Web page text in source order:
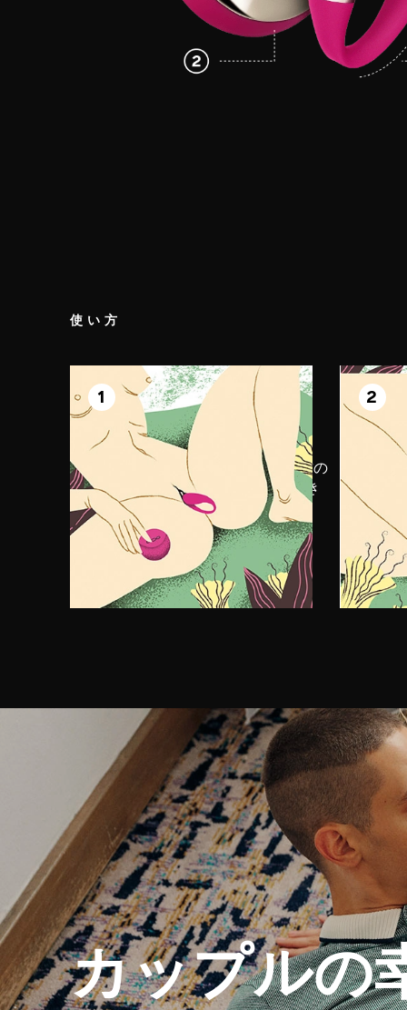
使い方
1
ステップ 1
準備
LELOパーソナルローションを
TIANI™ 3に塗った後、小さい方の
アームをヴァギナに挿入し、大き
い方をクリトリスに当てます。
2
ステ
体
パ
用で
じ
カップルの